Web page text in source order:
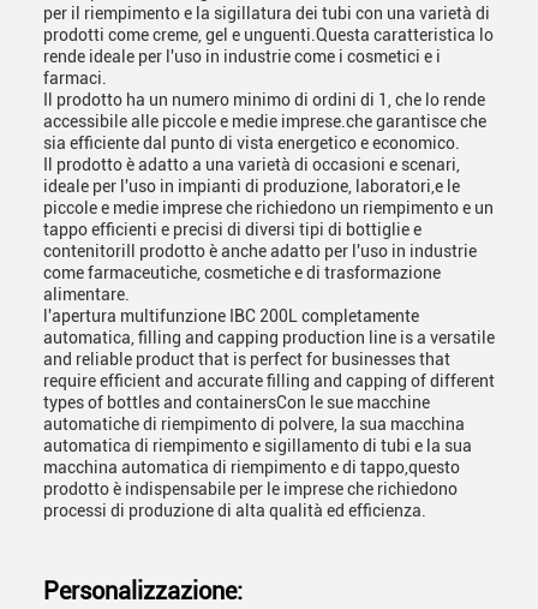
per il riempimento e la sigillatura dei tubi con una varietà di
prodotti come creme, gel e unguenti.Questa caratteristica lo
rende ideale per l'uso in industrie come i cosmetici e i
farmaci.
Il prodotto ha un numero minimo di ordini di 1, che lo rende
accessibile alle piccole e medie imprese.che garantisce che
sia efficiente dal punto di vista energetico e economico.
Il prodotto è adatto a una varietà di occasioni e scenari,
ideale per l'uso in impianti di produzione, laboratori,e le
piccole e medie imprese che richiedono un riempimento e un
tappo efficienti e precisi di diversi tipi di bottiglie e
contenitoriIl prodotto è anche adatto per l'uso in industrie
come farmaceutiche, cosmetiche e di trasformazione
alimentare.
l'apertura multifunzione IBC 200L completamente
automatica, filling and capping production line is a versatile
and reliable product that is perfect for businesses that
require efficient and accurate filling and capping of different
types of bottles and containersCon le sue macchine
automatiche di riempimento di polvere, la sua macchina
automatica di riempimento e sigillamento di tubi e la sua
macchina automatica di riempimento e di tappo,questo
prodotto è indispensabile per le imprese che richiedono
processi di produzione di alta qualità ed efficienza.
Personalizzazione: